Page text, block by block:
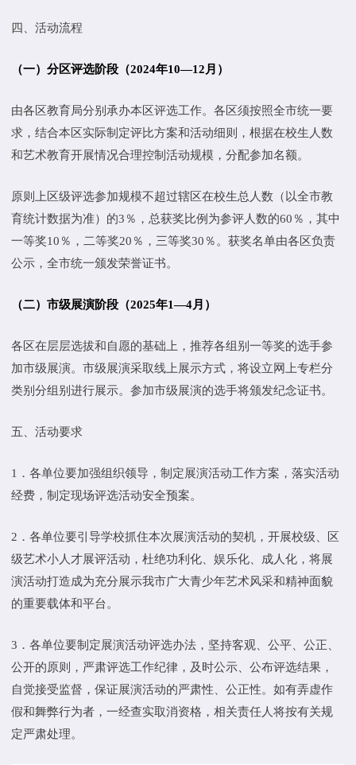
四、活动流程
（一）分区评选阶段（2024年10—12月）
由各区教育局分别承办本区评选工作。各区须按照全市统一要
求，结合本区实际制定评比方案和活动细则，根据在校生人数
和艺术教育开展情况合理控制活动规模，分配参加名额。
原则上区级评选参加规模不超过辖区在校生总人数（以全市教
育统计数据为准）的3％，总获奖比例为参评人数的60％，其中
一等奖10％，二等奖20％，三等奖30％。获奖名单由各区负责
公示，全市统一颁发荣誉证书。
（二）市级展演阶段（2025年1—4月）
各区在层层选拔和自愿的基础上，推荐各组别一等奖的选手参
加市级展演。市级展演采取线上展示方式，将设立网上专栏分
类别分组别进行展示。参加市级展演的选手将颁发纪念证书。
五、活动要求
1．各单位要加强组织领导，制定展演活动工作方案，落实活动
经费，制定现场评选活动安全预案。
2．各单位要引导学校抓住本次展演活动的契机，开展校级、区
级艺术小人才展评活动，杜绝功利化、娱乐化、成人化，将展
演活动打造成为充分展示我市广大青少年艺术风采和精神面貌
的重要载体和平台。
3．各单位要制定展演活动评选办法，坚持客观、公平、公正、
公开的原则，严肃评选工作纪律，及时公示、公布评选结果，
自觉接受监督，保证展演活动的严肃性、公正性。如有弄虚作
假和舞弊行为者，一经查实取消资格，相关责任人将按有关规
定严肃处理。